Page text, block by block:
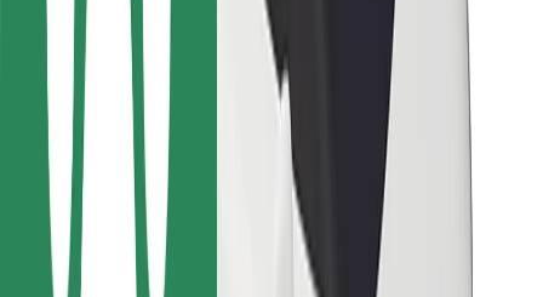
Kurjeriem
Bolt Food
Autoparku īpašniekiem
Restorāniem
Bolt for Business
Cits
Piegādātāji